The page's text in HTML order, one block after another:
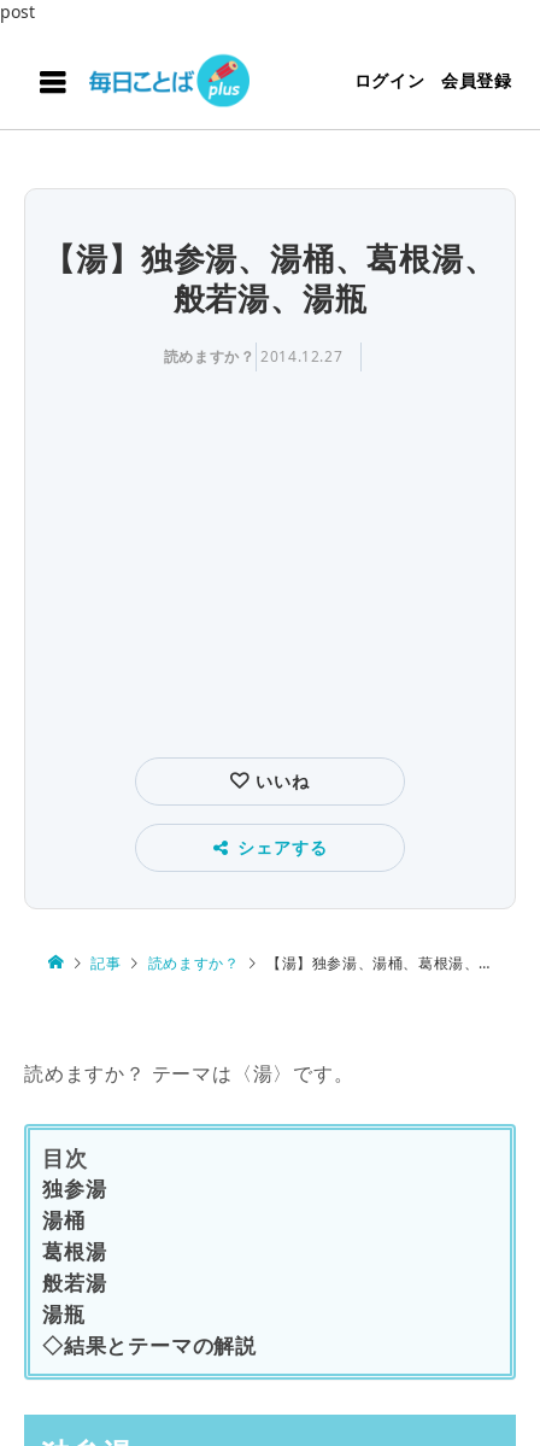
post
ログイン 会員登録
【湯】独参湯、湯桶、葛根湯、
般若湯、湯瓶
読めますか？ 2014.12.27
いいね
シェアする
記事 読めますか？ 【湯】独参湯、湯桶、葛根湯、般若湯、湯瓶
読めますか？ テーマは〈湯〉です。
目次
独参湯
湯桶
葛根湯
般若湯
湯瓶
◇結果とテーマの解説